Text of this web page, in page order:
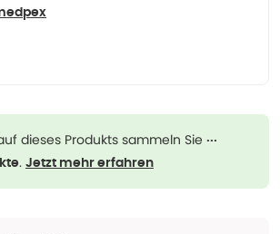
dieses Produkts sammeln Sie ···
. Jetzt mehr erfahren